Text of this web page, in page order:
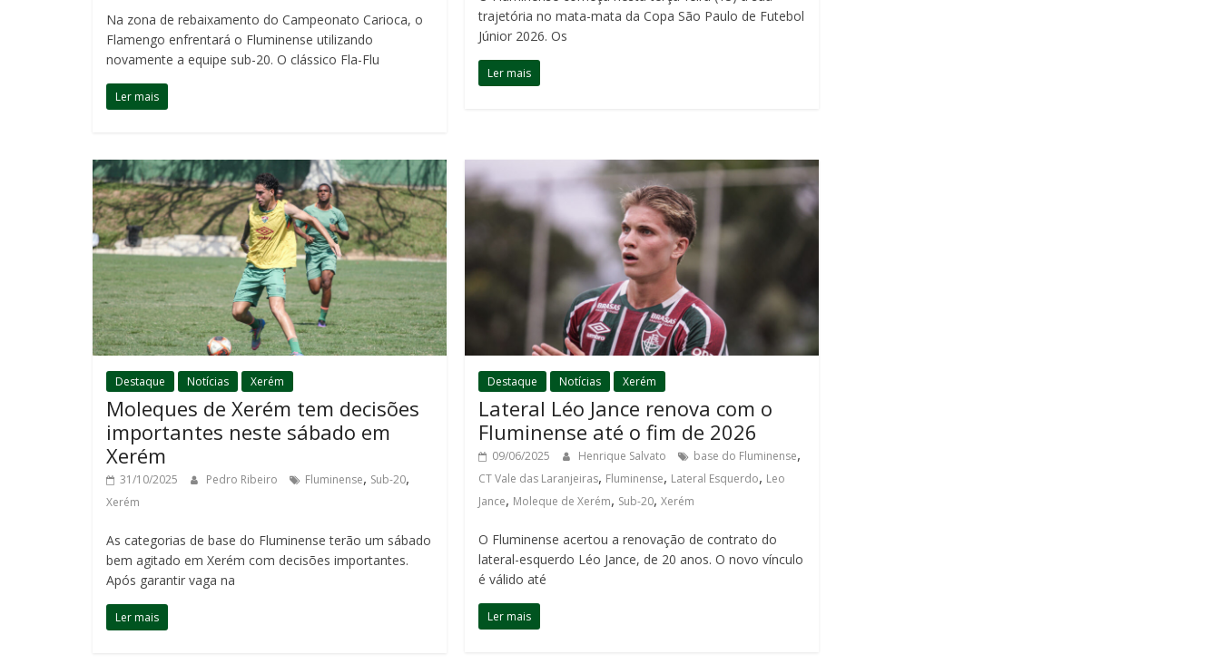
Na zona de rebaixamento do Campeonato Carioca, o
Flamengo enfrentará o Fluminense utilizando
novamente a equipe sub-20. O clássico Fla-Flu
Ler mais
trajetória no mata-mata da Copa São Paulo de Futebol
Júnior 2026. Os
Ler mais
Destaque Notícias Xerém
Moleques de Xerém tem decisões
importantes neste sábado em
Xerém
31/10/2025 Pedro Ribeiro Fluminense, Sub-20,
Xerém
As categorias de base do Fluminense terão um sábado
bem agitado em Xerém com decisões importantes.
Após garantir vaga na
Ler mais
Destaque Notícias Xerém
Lateral Léo Jance renova com o
Fluminense até o fim de 2026
09/06/2025 Henrique Salvato base do Fluminense,
CT Vale das Laranjeiras, Fluminense, Lateral Esquerdo, Leo
Jance, Moleque de Xerém, Sub-20,Xerém
O Fluminense acertou a renovação de contrato do
lateral-esquerdo Léo Jance, de 20 anos. O novo vínculo
é válido até
Ler mais
Jogue com responsabilidade. 18+